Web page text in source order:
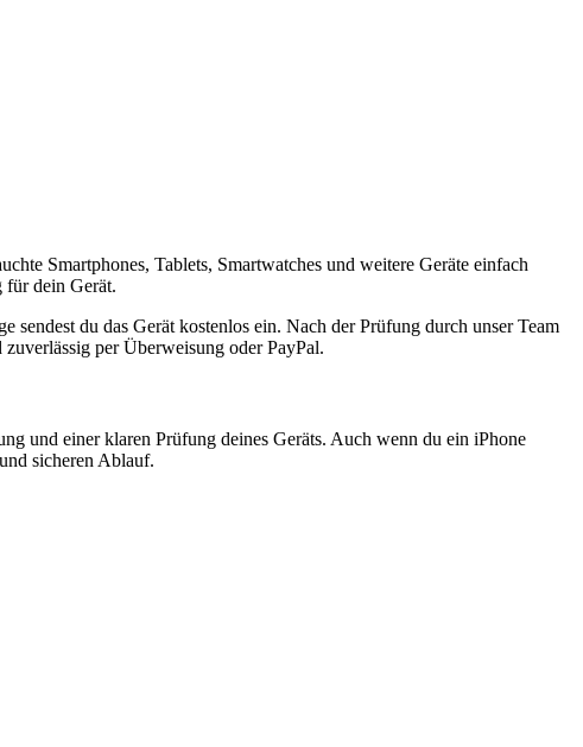
Smartphones, Tablets, Smartwatches und weitere Geräte einfach
für dein Gerät.
du das Gerät kostenlos ein. Nach der Prüfung durch unser Team
per Überweisung oder PayPal.
und einer klaren Prüfung deines Geräts. Auch wenn du ein iPhone
sicheren Ablauf.